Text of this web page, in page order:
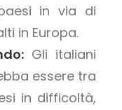
in via di
in Europa.
Gli italiani
essere tra
in difficoltà,